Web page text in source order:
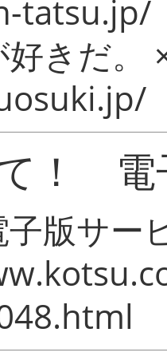
tatsu.jp/
きだ。
！ 電
版サー